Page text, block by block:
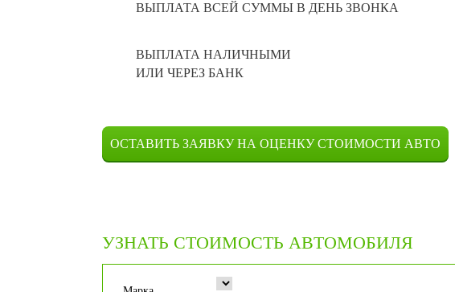
ВЫПЛАТА ВСЕЙ СУММЫ В ДЕНЬ ЗВОНКА
ВЫПЛАТА НАЛИЧНЫМИ
ИЛИ ЧЕРЕЗ БАНК
ОСТАВИТЬ ЗАЯВКУ НА ОЦЕНКУ СТОИМОСТИ АВТО
УЗНАТЬ СТОИМОСТЬ АВТОМОБИЛЯ